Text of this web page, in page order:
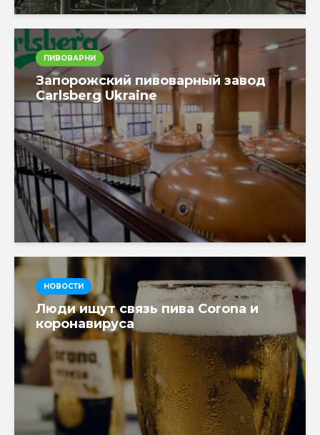
ПИВОВАРНИ
Запорожский пивоварный завод
Carlsberg Ukraine
НОВОСТИ
Люди ищут связь пива Corona и
коронавируса